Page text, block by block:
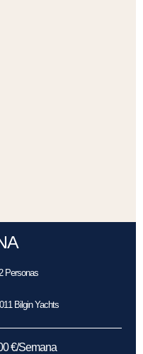
Personas
Bilgin Yachts
€/Semana